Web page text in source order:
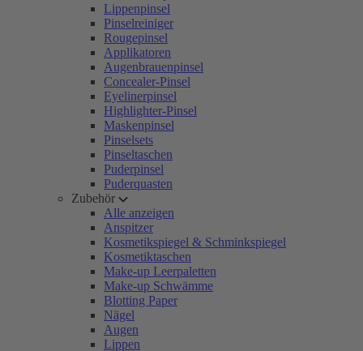
Lippenpinsel
Pinselreiniger
Rougepinsel
Applikatoren
Augenbrauenpinsel
Concealer-Pinsel
Eyelinerpinsel
Highlighter-Pinsel
Maskenpinsel
Pinselsets
Pinseltaschen
Puderpinsel
Puderquasten
Zubehör
Alle anzeigen
Anspitzer
Kosmetikspiegel & Schminkspiegel
Kosmetiktaschen
Make-up Leerpaletten
Make-up Schwämme
Blotting Paper
Nägel
Augen
Lippen